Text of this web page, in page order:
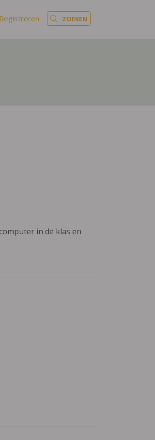
Registreren ZOEKEN
in de klas en